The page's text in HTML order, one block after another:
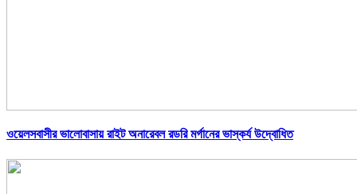
ওয়েলসবাসীর ভালোবাসায় রাইট অনারেবল রডরি মর্গানের ভাস্কর্য উদ্বোধিত